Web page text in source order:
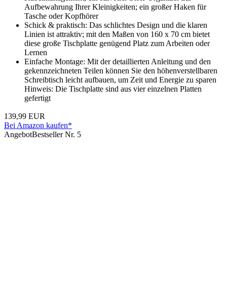
Aufbewahrung Ihrer Kleinigkeiten; ein großer Haken für
Tasche oder Kopfhörer
Schick & praktisch: Das schlichtes Design und die klaren
Linien ist attraktiv; mit den Maßen von 160 x 70 cm bietet
diese große Tischplatte genügend Platz zum Arbeiten oder
Lernen
Einfache Montage: Mit der detaillierten Anleitung und den
gekennzeichneten Teilen können Sie den höhenverstellbaren
Schreibtisch leicht aufbauen, um Zeit und Energie zu sparen
Hinweis: Die Tischplatte sind aus vier einzelnen Platten
gefertigt
139,99 EUR
Bei Amazon kaufen*
AngebotBestseller Nr. 5